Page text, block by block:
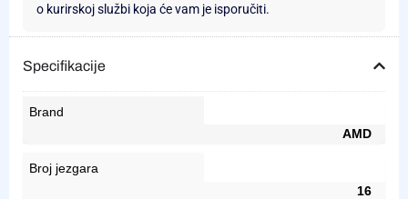
o kurirskoj službi koja će vam je isporučiti.
Specifikacije
Brand
AMD
Broj jezgara
16